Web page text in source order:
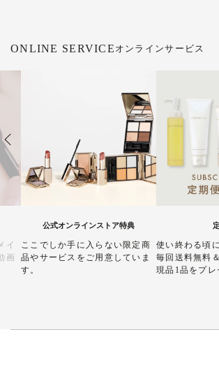
ONLINE SERVICE オンラインサービス
イ
画
公式オンラインストア特典
ここでしか手に入らない限定商
品やサービスをご用意していま
す。
使い終わる頃
毎回送料無料
現品1品をプレ